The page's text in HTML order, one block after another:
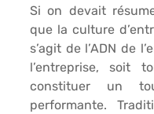
Si on devait
que la culture
s’agit de l’ADN de
l’entreprise, soit
constituer un
performante.